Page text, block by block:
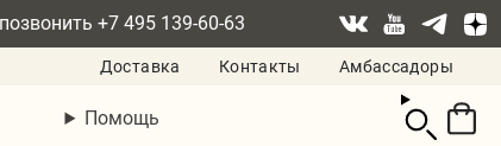
+7 495 139-60-63
Доставка Контакты Амбассадоры
Помощь